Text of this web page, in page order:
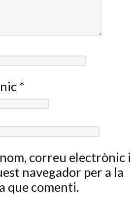
*
correu electrònic i
navegador per a la
que comenti.